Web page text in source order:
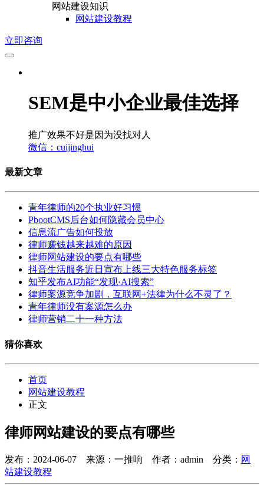
网站建设知识
网站建设教程
立即咨询
SEM是中小企业最佳选择
推广效果不好是因为没找对人
微信：cuijinghui
最新文章
青年律师的20个执业好习惯
PbootCMS后台如何隐藏会员中心
信息流广告如何投放
律师赚钱越来越难的原因
律师网站建设的要点有哪些
抖音生活服务近日宣布上线三大特色服务标签
知乎发布AI功能“发现·AI搜索”
律师案源竞争加剧，互联网+法律为什么不灵了？
青年律师没有案源怎么办
律师营销二十一种方法
猜你喜欢
首页
网站建设教程
正文
律师网站建设的要点有哪些
发布：2024-06-07 来源：一推响 作者：admin 分类： 网
站建设教程